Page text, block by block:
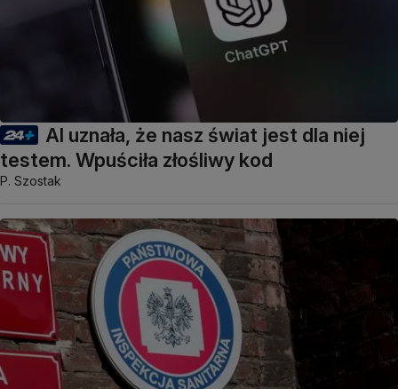
AI uznała, że nasz świat jest dla niej
testem. Wpuściła złośliwy kod
P. Szostak